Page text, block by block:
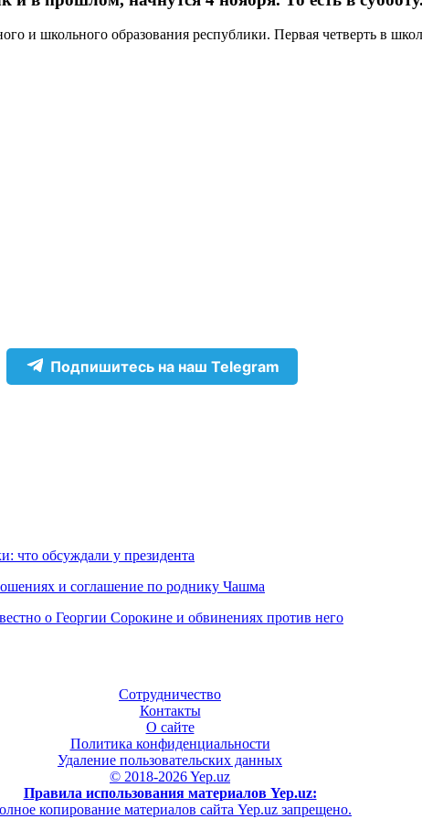
и школьного образования республики. Первая четверть в
Подпишитесь на наш Telegram
что обсуждали у президента
и соглашение по роднику Чашма
о Георгии Сорокине и обвинениях против него
Сотрудничество
Контакты
О сайте
Политика конфиденциальности
Удаление пользовательских данных
© 2018-2026 Yep.uz
Правила использования материалов Yep.uz:
копирование материалов сайта Yep.uz запрещено.